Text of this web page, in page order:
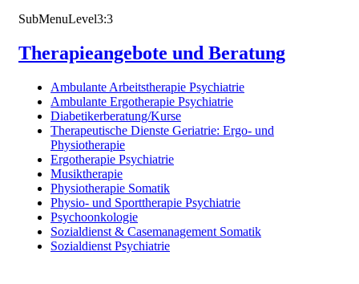
SubMenuLevel3:3
Therapieangebote und Beratung
Ambulante Arbeitstherapie Psychiatrie
Ambulante Ergotherapie Psychiatrie
Diabetikerberatung/Kurse
Therapeutische Dienste Geriatrie: Ergo- und
Physiotherapie
Ergotherapie Psychiatrie
Musiktherapie
Physiotherapie Somatik
Physio- und Sporttherapie Psychiatrie
Psychoonkologie
Sozialdienst & Casemanagement Somatik
Sozialdienst Psychiatrie